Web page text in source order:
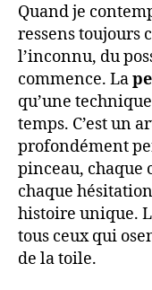
Quand je
ressens toujours
l’inconnu, du
commence. La
qu’une
temps. C’est un
profondément
pinceau, chaque
chaque
histoire unique.
tous ceux qui
de la toile.